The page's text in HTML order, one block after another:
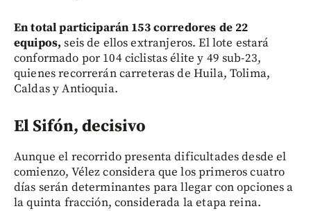
En total participarán 153 corredores de 22
equipos,seis de ellos extranjeros. El lote estará
conformado por 104 ciclistas élite y 49 sub-23,
quienes recorrerán carreteras de Huila, Tolima,
Caldas y Antioquia.
El Sifón, decisivo
Aunque el recorrido presenta dificultades desde el
comienzo, Vélez considera que los primeros cuatro
días serán determinantes para llegar con opciones a
la quinta fracción, considerada la etapa reina.